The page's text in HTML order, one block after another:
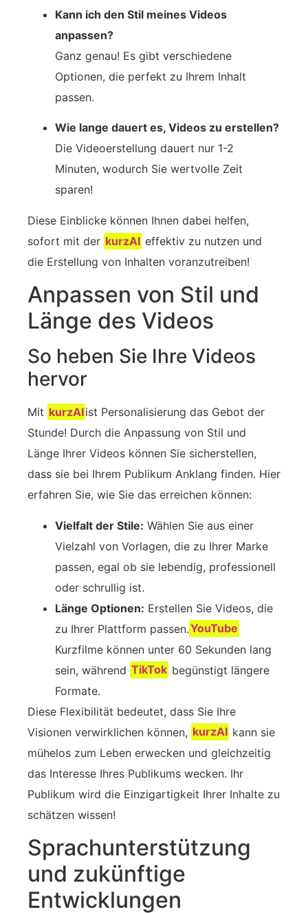
Kann ich den Stil meines Videos
anpassen?
Ganz genau! Es gibt verschiedene
Optionen, die perfekt zu Ihrem Inhalt
passen.
Wie lange dauert es, Videos zu erstellen?
Die Videoerstellung dauert nur 1-2
Minuten, wodurch Sie wertvolle Zeit
sparen!
Diese Einblicke können Ihnen dabei helfen,
sofort mit der kurzAI effektiv zu nutzen und
die Erstellung von Inhalten voranzutreiben!
Anpassen von Stil und
Länge des Videos
So heben Sie Ihre Videos
hervor
Mit kurzAIist Personalisierung das Gebot der
Stunde! Durch die Anpassung von Stil und
Länge Ihrer Videos können Sie sicherstellen,
dass sie bei Ihrem Publikum Anklang finden. Hier
erfahren Sie, wie Sie das erreichen können:
Vielfalt der Stile: Wählen Sie aus einer
Vielzahl von Vorlagen, die zu Ihrer Marke
passen, egal ob sie lebendig, professionell
oder schrullig ist.
Länge Optionen: Erstellen Sie Videos, die
zu Ihrer Plattform passen.YouTube
Kurzfilme können unter 60 Sekunden lang
sein, während TikTok begünstigt längere
Formate.
Diese Flexibilität bedeutet, dass Sie Ihre
Visionen verwirklichen können, kurzAI kann sie
mühelos zum Leben erwecken und gleichzeitig
das Interesse Ihres Publikums wecken. Ihr
Publikum wird die Einzigartigkeit Ihrer Inhalte zu
schätzen wissen!
Sprachunterstützung
und zukünftige
Entwicklungen